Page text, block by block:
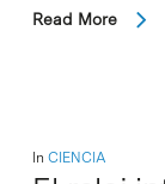
Read More
In CIENCIA